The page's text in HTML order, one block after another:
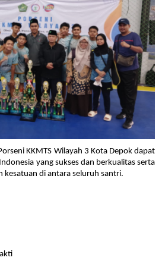
KKMTS Wilayah 3 Kota Depok dapat
yang sukses dan berkualitas serta
kesatuan di antara seluruh santri.